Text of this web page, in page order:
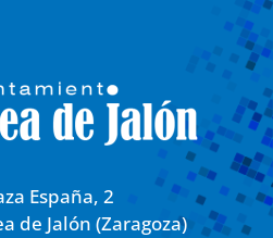
España, 2
de Jalón (Zaragoza)